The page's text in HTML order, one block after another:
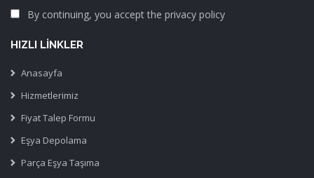
By continuing, you accept the privacy policy
HIZLI LINKLER
Anasayfa
Hizmetlerimiz
Fiyat Talep Formu
Eşya Depolama
Parça Eşya Taşıma